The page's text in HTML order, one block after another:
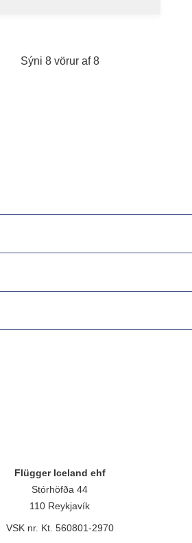
Sýni 8 vörur af 8
Flügger Iceland ehf
Stórhöfða 44
110 Reykjavík
VSK nr. Kt. 560801-2970